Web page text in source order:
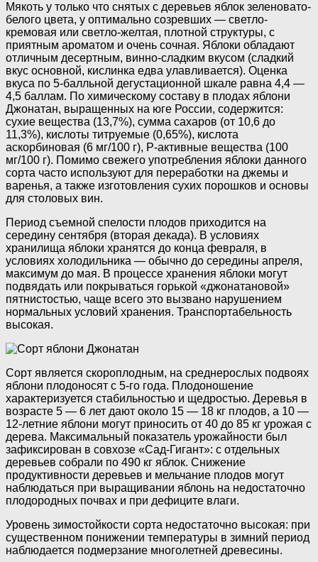
Мякоть у только что снятых с деревьев яблок зеленовато-
белого цвета, у оптимально созревших — светло-
кремовая или светло-желтая, плотной структуры, с
приятным ароматом и очень сочная. Яблоки обладают
отличным десертным, винно-сладким вкусом (сладкий
вкус основной, кислинка едва улавливается). Оценка
вкуса по 5-балльной дегустационной шкале равна 4,4 —
4,5 баллам. По химическому составу в плодах яблони
Джонатан, выращенных на юге России, содержится:
сухие вещества (13,7%), сумма сахаров (от 10,6 до
11,3%), кислоты титруемые (0,65%), кислота
аскорбиновая (6 мг/100 г), P-активные вещества (100
мг/100 г). Помимо свежего употребления яблоки данного
сорта часто используют для переработки на джемы и
варенья, а также изготовления сухих порошков и основы
для столовых вин.
Период съемной спелости плодов приходится на
середину сентября (вторая декада). В условиях
хранилища яблоки хранятся до конца февраля, в
условиях холодильника — обычно до середины апреля,
максимум до мая. В процессе хранения яблоки могут
подвядать или покрываться горькой «джонатановой»
пятнистостью, чаще всего это вызвано нарушением
нормальных условий хранения. Транспортабельность
высокая.
Сорт является скороплодным, на среднерослых подвоях
яблони плодоносят с 5-го года. Плодоношение
характеризуется стабильностью и щедростью. Деревья в
возрасте 5 — 6 лет дают около 15 — 18 кг плодов, а 10 —
12-летние яблони могут приносить от 40 до 85 кг урожая с
дерева. Максимальный показатель урожайности был
зафиксирован в совхозе «Сад-Гигант»: с отдельных
деревьев собрали по 490 кг яблок. Снижение
продуктивности деревьев и мельчание плодов могут
наблюдаться при выращивании яблонь на недостаточно
плодородных почвах и при дефиците влаги.
Уровень зимостойкости сорта недостаточно высокая: при
существенном понижении температуры в зимний период
наблюдается подмерзание многолетней древесины.